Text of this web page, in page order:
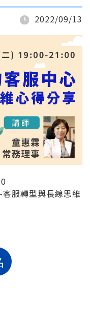
2022/09/13
服轉型與長線思維